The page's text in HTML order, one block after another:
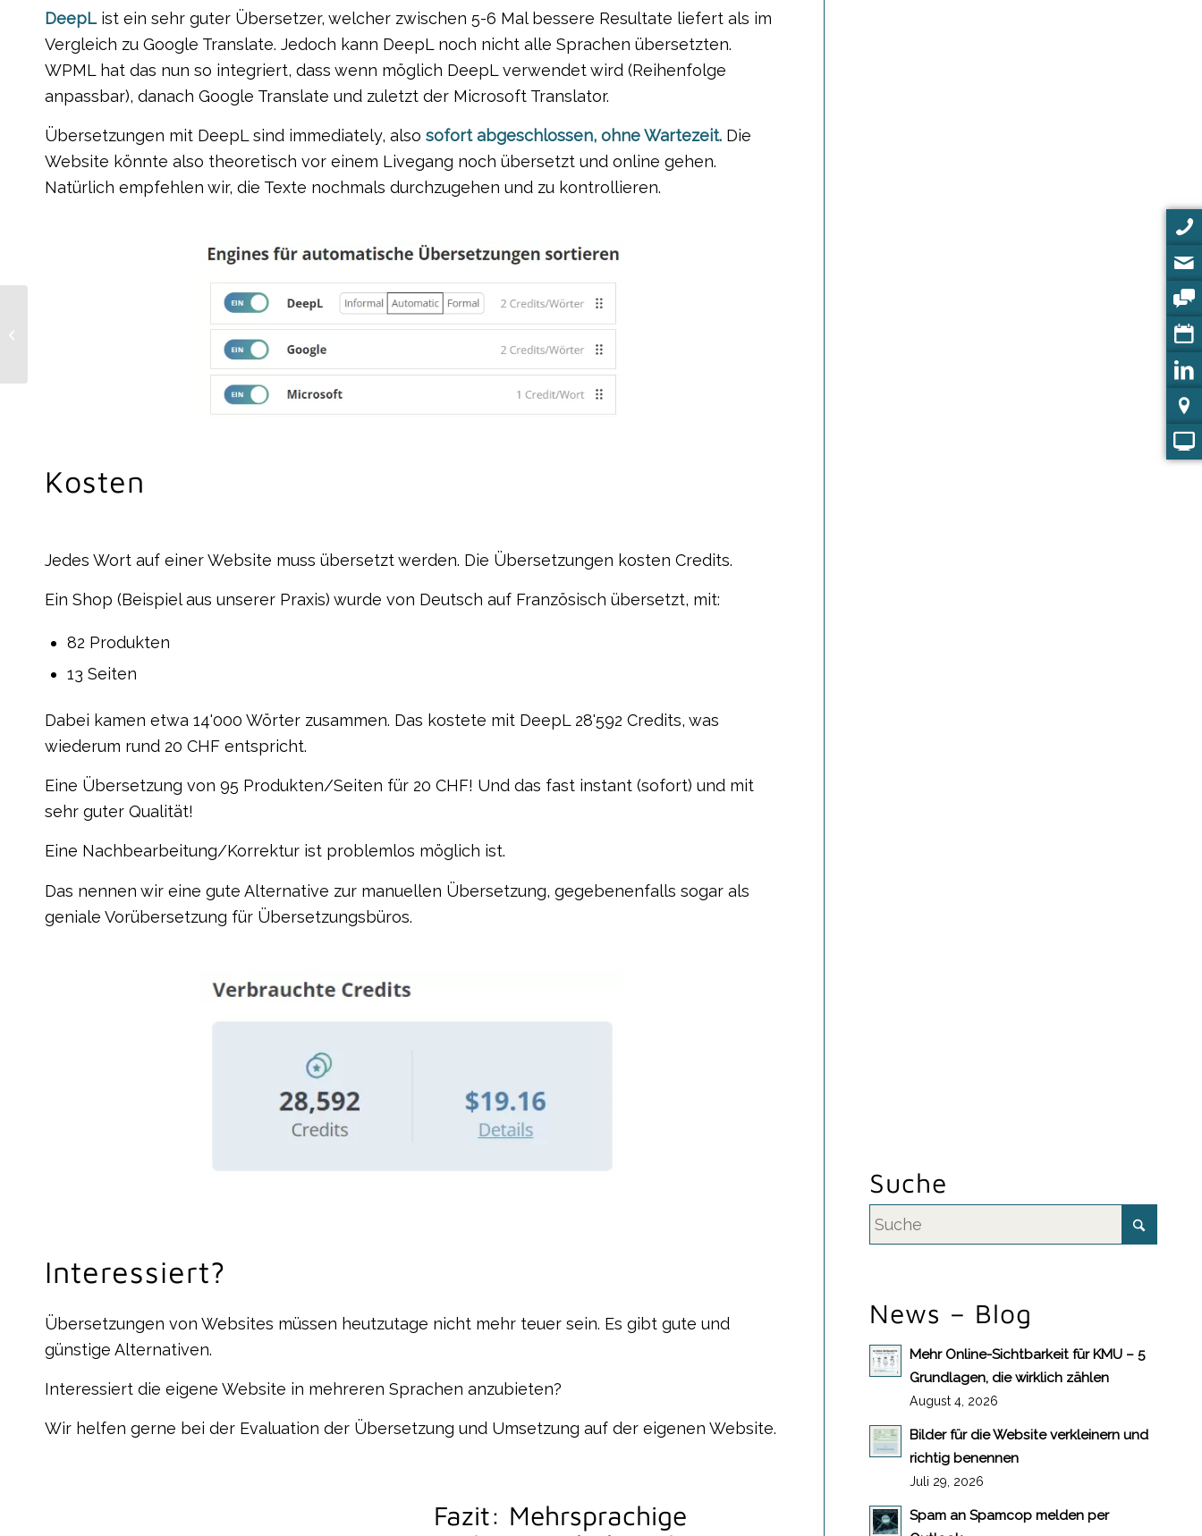
DeepList ein sehr guter Übersetzer, welcher zwischen 5-6 Mal bessere Resultate liefert als im
Vergleich zu Google Translate. Jedoch kann DeepL noch nicht alle Sprachen übersetzten.
WPML hat das nun so integriert, dass wenn möglich DeepL verwendet wird (Reihenfolge
anpassbar), danach Google Translate und zuletzt der Microsoft Translator.
Übersetzungen mit DeepL sind immediately, also sofort abgeschlossen, ohne Wartezeit. Die
Website könnte also theoretisch vor einem Livegang noch übersetzt und online gehen.
Natürlich empfehlen wir, die Texte nochmals durchzugehen und zu kontrollieren.
Kosten
Jedes Wort auf einer Website muss übersetzt werden. Die Übersetzungen kosten Credits.
Ein Shop (Beispiel aus unserer Praxis) wurde von Deutsch auf Französisch übersetzt, mit:
82 Produkten
13 Seiten
Dabei kamen etwa 14'000 Wörter zusammen. Das kostete mit DeepL 28'592 Credits, was
wiederum rund 20 CHF entspricht.
Eine Übersetzung von 95 Produkten/Seiten für 20 CHF! Und das fast instant (sofort) und mit
sehr guter Qualität!
Eine Nachbearbeitung/Korrektur ist problemlos möglich ist.
Das nennen wir eine gute Alternative zur manuellen Übersetzung, gegebenenfalls sogar als
geniale Vorübersetzung für Übersetzungsbüros.
Interessiert?
Übersetzungen von Websites müssen heutzutage nicht mehr teuer sein. Es gibt gute und
günstige Alternativen.
Interessiert die eigene Website in mehreren Sprachen anzubieten?
Wir helfen gerne bei der Evaluation der Übersetzung und Umsetzung auf der eigenen Website.
Fazit: Mehrsprachige
Suche
News – Blog
Mehr Online-Sichtbarkeit für KMU – 5
Grundlagen, die wirklich zählen
August 4, 2026
Bilder für die Website verkleinern und
richtig benennen
Juli 29, 2026
Spam an Spamcop melden per